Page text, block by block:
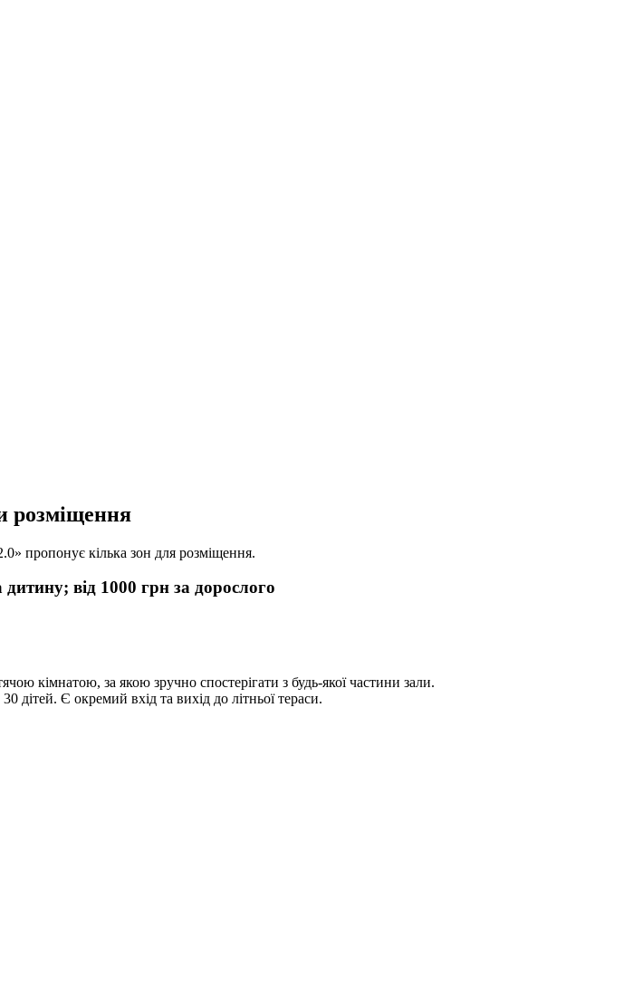
розміщення
пропонує кілька зон для розміщення.
дитину; від 1000 грн за дорослого
кімнатою, за якою зручно спостерігати з будь-якої частини зали.
дітей. Є окремий вхід та вихід до літньої тераси.